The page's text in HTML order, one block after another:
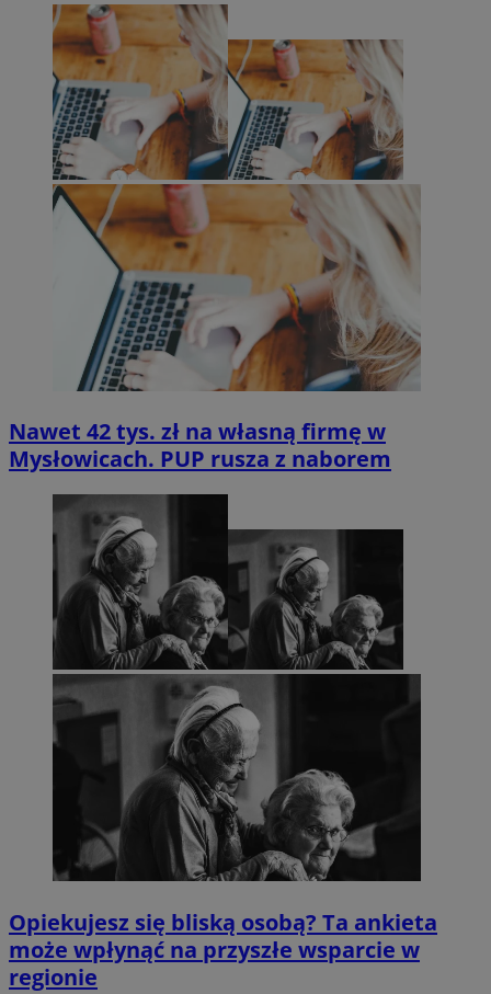
Nawet 42 tys. zł na własną firmę w
Mysłowicach. PUP rusza z naborem
Opiekujesz się bliską osobą? Ta ankieta
może wpłynąć na przyszłe wsparcie w
regionie